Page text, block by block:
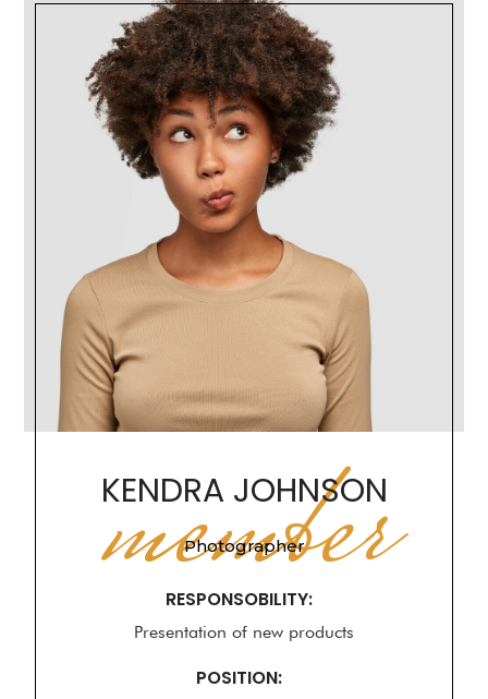
KENDRA JOHNSON
member
Photographer
RESPONSOBILITY:
Presentation of new products
POSITION: